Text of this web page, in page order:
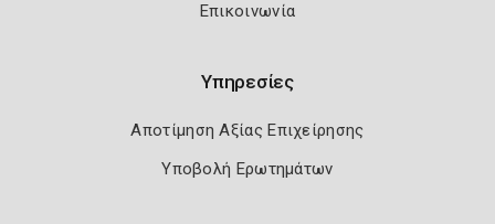
Επικοινωνία
Υπηρεσίες
Αποτίμηση Αξίας Επιχείρησης
Υποβολή Ερωτημάτων